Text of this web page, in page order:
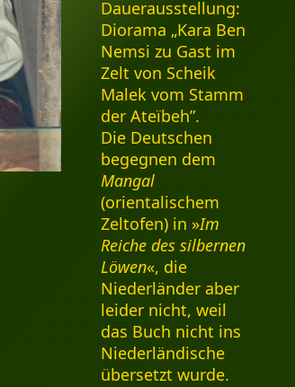
Dauerausstellung:
Diorama „Kara Ben
Nemsi zu Gast im
Zelt von Scheik
Malek vom Stamm
der Ateïbeh”.
Die Deutschen
begegnen dem
Mangal
(orientalischem
Zeltofen) in »Im
Reiche des silbernen
Löwen«, die
Niederländer aber
leider nicht, weil
das Buch nicht ins
Niederländische
übersetzt wurde.